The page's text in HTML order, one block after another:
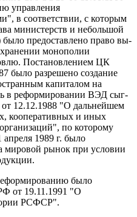
управления
в соответ­ствии, с которым
министерств и не­большой
было предоставлено право вы­
монополии
Постановлением ЦК
разрешено создание
ка­питалом на
в реформировании ВЭД сыг­
12.12.1988 "О дальнейшем
кооперативных и иных
по которому
1989 г. было
мировой рынок при усло­вии
было
от 19.11.1991 "О
РСФСР".